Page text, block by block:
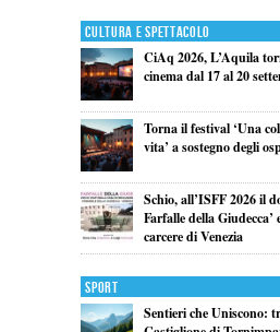
Cultura e Spettacolo
CiAq 2026, L’Aquila
cinema dal 17 al 20
Torna il festival ‘Una
vita’ a sostegno degli
Schio, all’ISFF 2026 il
Farfalle della
carcere di Venezia
Sport
Sentieri che Uniscono: